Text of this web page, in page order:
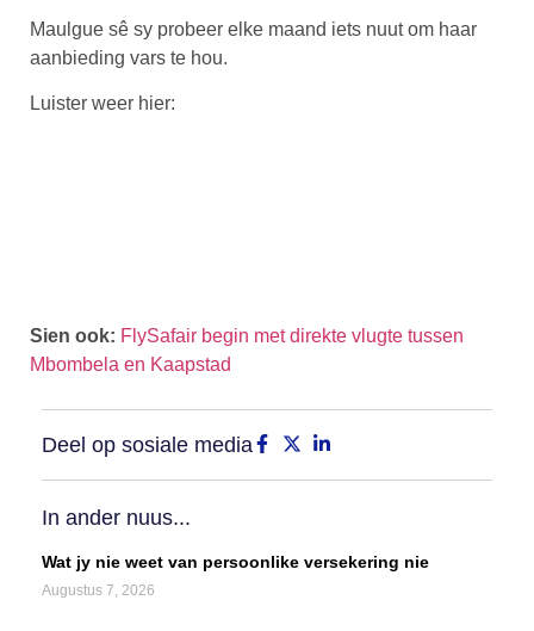
Maulgue sê sy probeer elke maand iets nuut om haar
aanbieding vars te hou.
Luister weer hier:
Sien ook: FlySafair begin met direkte vlugte tussen
Mbombela en Kaapstad
Deel op sosiale media
In ander nuus...
Wat jy nie weet van persoonlike versekering nie
Augustus 7, 2026